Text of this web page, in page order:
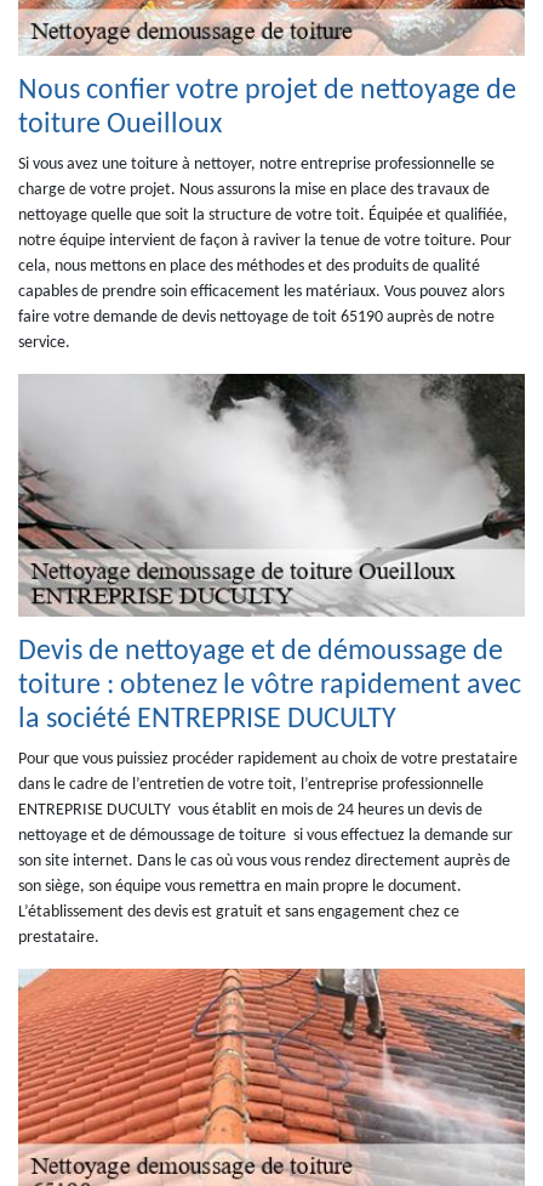
Nous confier votre projet de nettoyage de
toiture Oueilloux
Si vous avez une toiture à nettoyer, notre entreprise professionnelle se
charge de votre projet. Nous assurons la mise en place des travaux de
nettoyage quelle que soit la structure de votre toit. Équipée et qualifiée,
notre équipe intervient de façon à raviver la tenue de votre toiture. Pour
cela, nous mettons en place des méthodes et des produits de qualité
capables de prendre soin efficacement les matériaux. Vous pouvez alors
faire votre demande de devis nettoyage de toit 65190 auprès de notre
service.
Devis de nettoyage et de démoussage de
toiture : obtenez le vôtre rapidement avec
la société ENTREPRISE DUCULTY
Pour que vous puissiez procéder rapidement au choix de votre prestataire
dans le cadre de l’entretien de votre toit, l’entreprise professionnelle
ENTREPRISE DUCULTY vous établit en mois de 24 heures un devis de
nettoyage et de démoussage de toiture si vous effectuez la demande sur
son site internet. Dans le cas où vous vous rendez directement auprès de
son siège, son équipe vous remettra en main propre le document.
L’établissement des devis est gratuit et sans engagement chez ce
prestataire.